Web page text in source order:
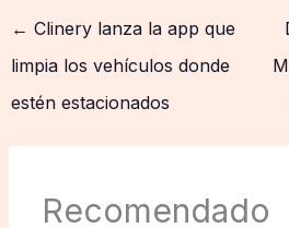
← Clinery lanza la app que
limpia los vehículos donde
estén estacionados
Recomendado